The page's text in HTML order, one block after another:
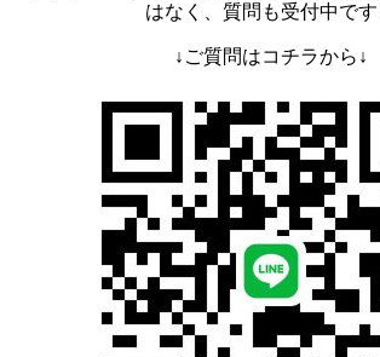
はなく、質問も受付中です
↓ご質問はコチラから↓